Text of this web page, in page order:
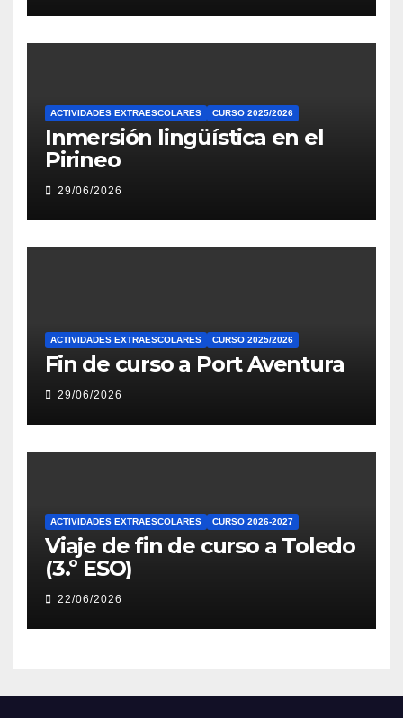
ACTIVIDADES EXTRAESCOLARES CURSO 2025/2026
Inmersión lingüística en el
Pirineo
29/06/2026
ACTIVIDADES EXTRAESCOLARES CURSO 2025/2026
Fin de curso a Port Aventura
29/06/2026
ACTIVIDADES EXTRAESCOLARES CURSO 2026-2027
Viaje de fin de curso a Toledo
(3.º ESO)
22/06/2026